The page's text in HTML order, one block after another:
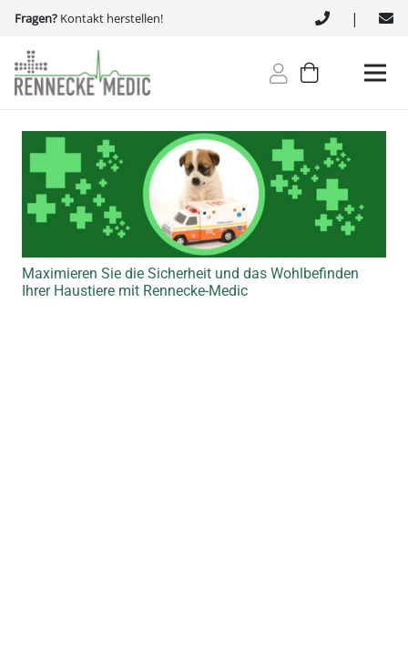
Fragen? Kontakt herstellen! |
Maximieren Sie die Sicherheit und das Wohlbefinden
Ihrer Haustiere mit Rennecke-Medic